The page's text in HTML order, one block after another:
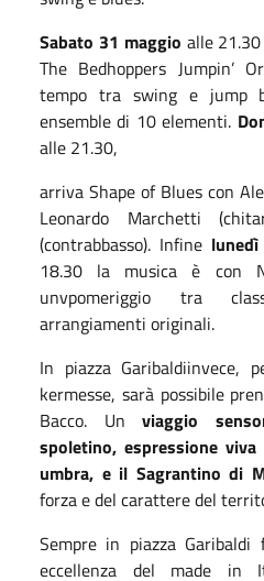
Sabato 31 maggio alle
The Bedhoppers Jumpin’
tempo tra swing e jump
ensemble di 10 elementi.
alle 21.30,
arriva Shape of Blues con
Leonardo Marchetti
(contrabbasso). Infine
18.30 la musica è con
unvpomeriggio tra
arrangiamenti originali.
In piazza
kermesse, sarà possibile
Bacco. Unviaggio
spoletino, espressione
umbra, e il Sagrantino di
forza e del carattere del
Sempre in piazza
eccellenza del made in